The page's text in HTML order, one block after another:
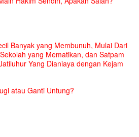
Banyak yang Membunuh, Mulai Dari
yang Mematikan, dan Satpam
Yang Dianiaya dengan Kejam
atau Ganti Untung?